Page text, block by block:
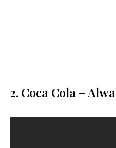
2. Coca Cola –